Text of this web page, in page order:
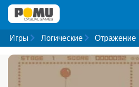
Игры Логические Отражение